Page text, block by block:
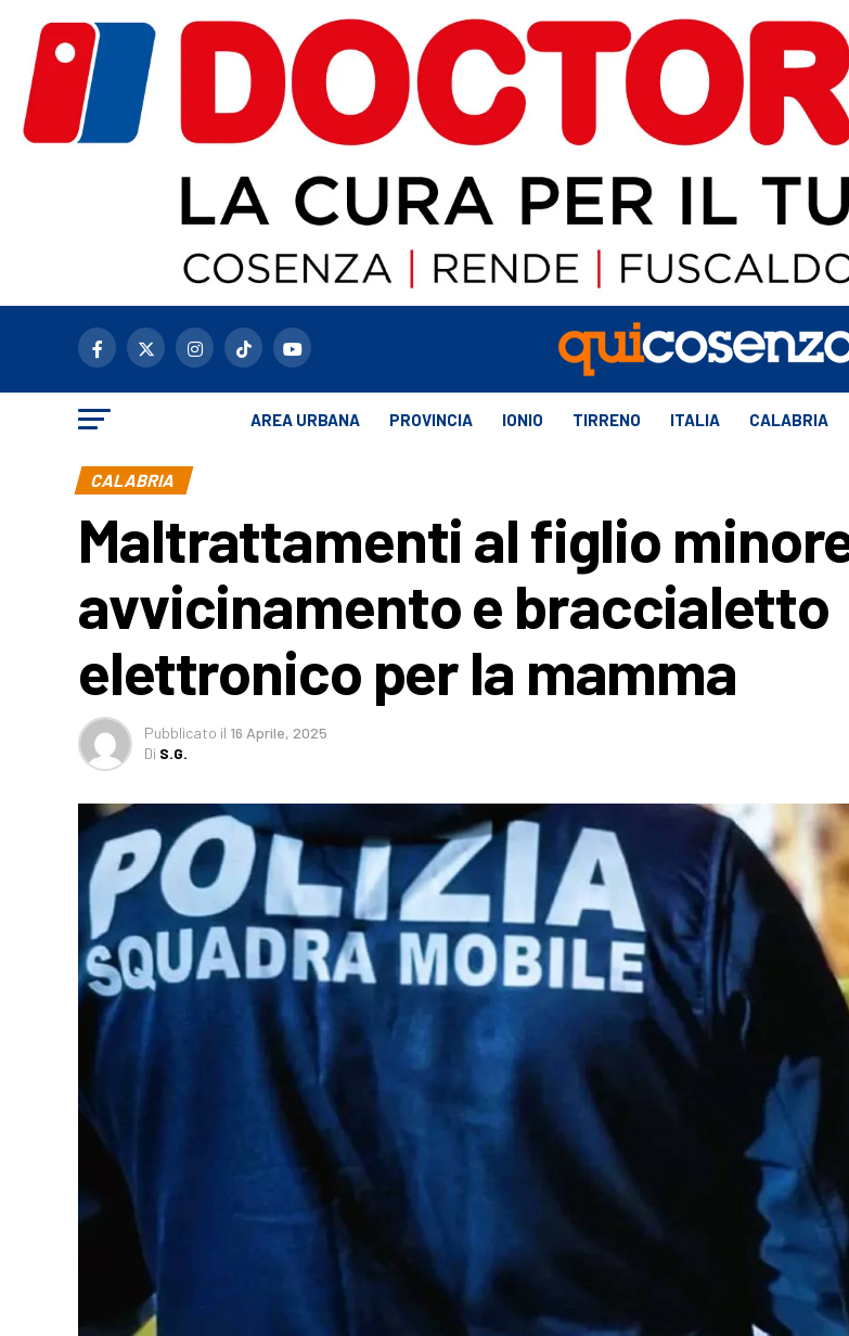
AREA URBANA PROVINCIA IONIO TIRRENO ITALIA CALABRIA
CALABRIA
Maltrattamenti al figlio
avvicinamento e braccialetto
elettronico per la mamma
Pubblicato il 16 Aprile, 2025
Di S.G.